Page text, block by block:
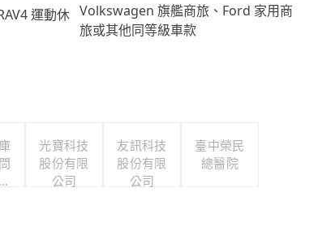
運動休 Volkswagen 旗艦商旅、Ford 家用商
旅或其他同等級車款
光寶科技
股份有限
公司
友訊科技
股份有限
公司
臺中榮民
總醫院